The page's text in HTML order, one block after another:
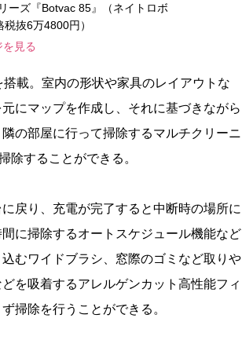
ーズ『Botvac 85』（ネイトロボ
抜6万4800円）
見る
載。室内の形状や家具のレイアウトな
にマップを作成し、それに基づきながら
の部屋に行って掃除するマルチクリーニ
除することができる。
戻り、充電が完了すると中断時の場所に
に掃除するオートスケジュール機能など
込むワイドブラシ、窓際のゴミなど取り
を吸着するアレルゲンカット高性能フィ
掃除を行うことができる。